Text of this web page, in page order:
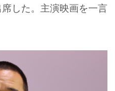
した。主演映画を一言